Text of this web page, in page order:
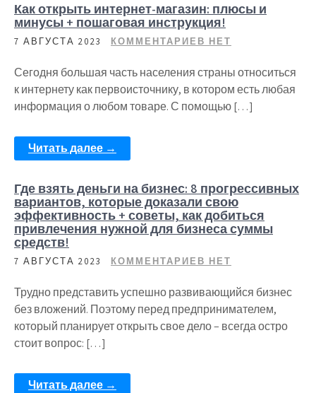
Как открыть интернет-магазин: плюсы и
минусы + пошаговая инструкция!
7 АВГУСТА 2023 КОММЕНТАРИЕВ НЕТ
Сегодня большая часть населения страны относиться
к интернету как первоисточнику, в котором есть любая
информация о любом товаре. С помощью […]
Читать далее →
Где взять деньги на бизнес: 8 прогрессивных
вариантов, которые доказали свою
эффективность + советы, как добиться
привлечения нужной для бизнеса суммы
средств!
7 АВГУСТА 2023 КОММЕНТАРИЕВ НЕТ
Трудно представить успешно развивающийся бизнес
без вложений. Поэтому перед предпринимателем,
который планирует открыть свое дело – всегда остро
стоит вопрос: […]
Читать далее →